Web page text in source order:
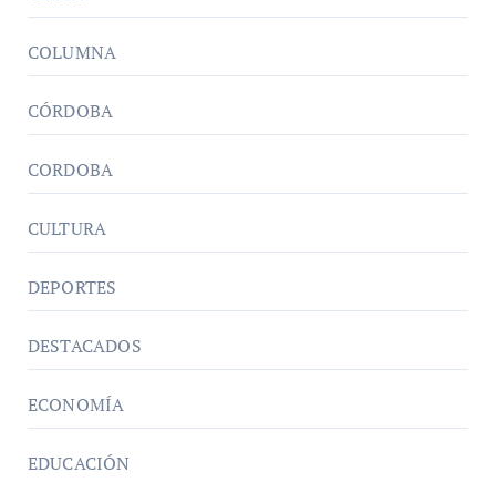
COLUMNA
CÓRDOBA
CORDOBA
CULTURA
DEPORTES
DESTACADOS
ECONOMÍA
EDUCACIÓN